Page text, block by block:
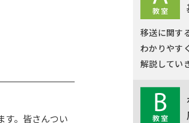
す。皆さんつい
移送に関す
わかりやす
解説してい